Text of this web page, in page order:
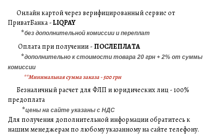
Онлайн картой через верифицированный сервис от
ПриватБанка -LIQPAY
*без дополнительной комиссии и переплат
Оплата при получении - ПОСЛЕПЛАТА
*дополнительно к стоимости товара 20 грн + 2% от суммы
комиссии
**Минимальная сумма заказа - 500 грн
Безналичный расчет для ФЛП и юридических лиц - 100%
предоплата
*цены на сайте указаны с НДС
Для получения дополнительной информации обратитесь к
нашим менеджерам по любому указанному на сайте телефону.